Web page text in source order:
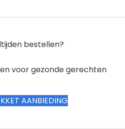
bestellen?
voor gezonde gerechten
AANBIEDING